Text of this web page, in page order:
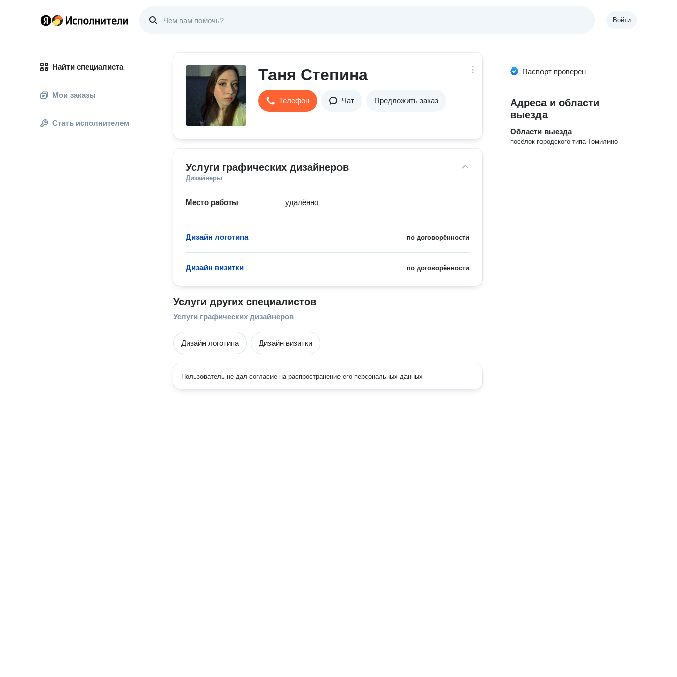
Войти
Найти специалиста
Мои заказы
Стать исполнителем
Таня Степина
Телефон Чат Предложить заказ
Услуги графических дизайнеров
Дизайнеры
Место работы удалённо
по договорённости
Дизайн логотипа
по договорённости
Дизайн визитки
Услуги других специалистов
Услуги графических дизайнеров
Дизайн логотипа Дизайн визитки
Пользователь не дал согласие на распространение его персональных данных
Паспорт проверен
Адреса и области
выезда
Области выезда
посёлок городского типа Томилино